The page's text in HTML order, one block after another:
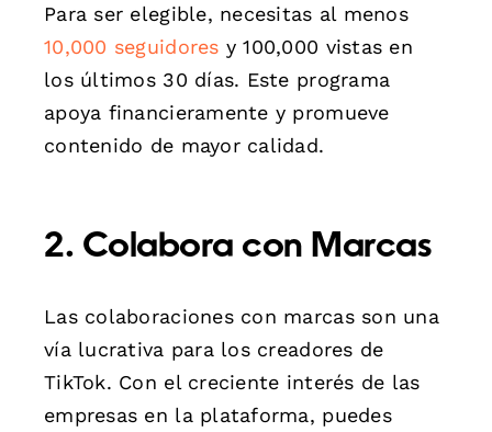
Para ser elegible, necesitas al menos
10,000 seguidores y 100,000 vistas en
los últimos 30 días. Este programa
apoya financieramente y promueve
contenido de mayor calidad.
2. Colabora con Marcas
Las colaboraciones con marcas son una
vía lucrativa para los creadores de
TikTok. Con el creciente interés de las
empresas en la plataforma, puedes